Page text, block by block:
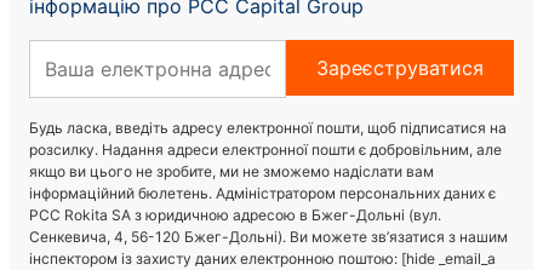
інформацію про PCC Capital Group
Зареєструватися
Будь ласка, введіть адресу електронної пошти, щоб підписатися на
розсилку. Надання адреси електронної пошти є добровільним, але
якщо ви цього не зробите, ми не зможемо надіслати вам
інформаційний бюлетень. Адміністратором персональних даних є
PCC Rokita SA з юридичною адресою в Бжег-Дольні (вул.
Сенкевича, 4, 56-120 Бжег-Дольні). Ви можете зв’язатися з нашим
інспектором із захисту даних електронною поштою: [hide _email_a